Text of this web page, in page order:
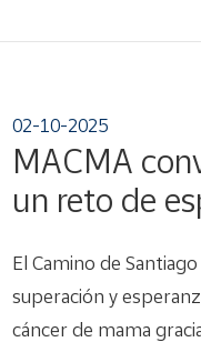
02-10-2025
MACMA
un reto de
El Camino de
superación y
cáncer de mama